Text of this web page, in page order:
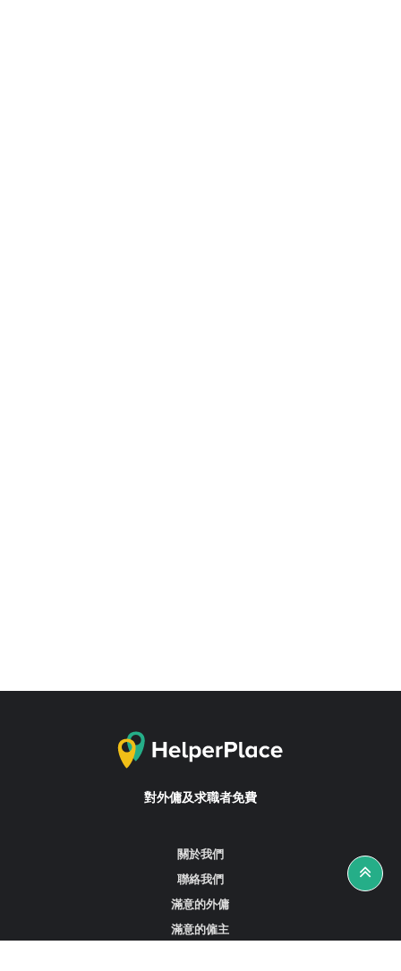
對外傭及求職者免費
關於我們
聯絡我們
滿意的外傭
滿意的僱主